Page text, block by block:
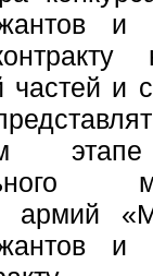
и
частей и
армий
и